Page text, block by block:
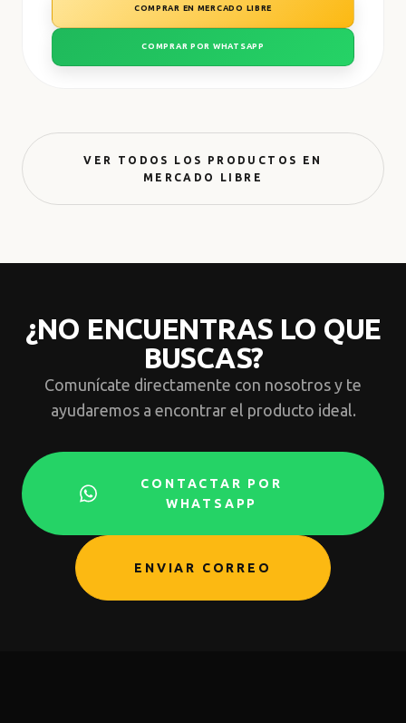
COMPRAR EN MERCADO LIBRE
COMPRAR POR WHATSAPP
VER TODOS LOS PRODUCTOS EN
MERCADO LIBRE
¿NO ENCUENTRAS LO QUE
BUSCAS?
Comunícate directamente con nosotros y te
ayudaremos a encontrar el producto ideal.
CONTACTAR POR
WHATSAPP
ENVIAR CORREO